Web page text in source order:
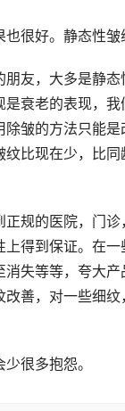
很好。静态性皱
友，大多是静
衰老的表现，
皱的方法只能
比现在少，比
规的医院，门
得到保证。在
失等等，夸大产
善，对一些细
很多抱怨。